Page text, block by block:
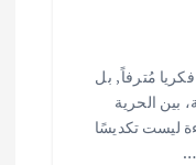
مُترفاً , بل
بين الحرية
ليست تكديسًا